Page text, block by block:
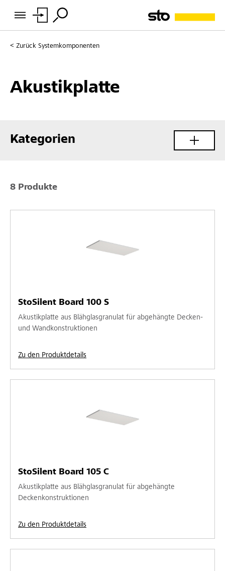
Zurück Systemkomponenten
Akustikplatte
Kategorien
8 Produkte
StoSilent Board 100 S
Akustikplatte aus Blähglasgranulat für abgehängte Decken-
und Wandkonstruktionen
Zu den Produktdetails
StoSilent Board 105 C
Akustikplatte aus Blähglasgranulat für abgehängte
Deckenkonstruktionen
Zu den Produktdetails